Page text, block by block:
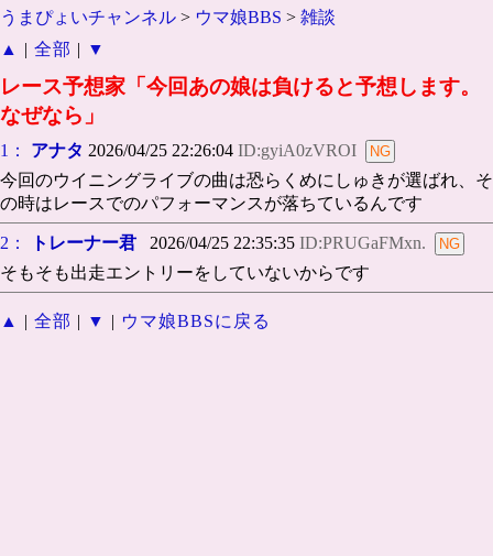
うまぴょいチャンネル > ウマ娘BBS > 雑談
▲
| 全部 | ▼
レース予想家「今回あの娘は負けると予想します。
なぜなら」
1： アナタ 2026/04/25 22:26:04 ID:gyiA0zVROI
今回のウイニングライブの曲は恐らくめにしゅきが選ばれ、そ
の時はレースでのパフォーマンスが落ちているんです
2： トレーナー君 2026/04/25 22:35:35 ID:PRUGaFMxn.
そもそも出走エントリーをしていないからです
▲ | 全部 | ▼ | ウマ娘BBSに戻る